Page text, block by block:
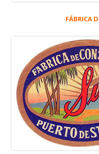
FÁBRICA